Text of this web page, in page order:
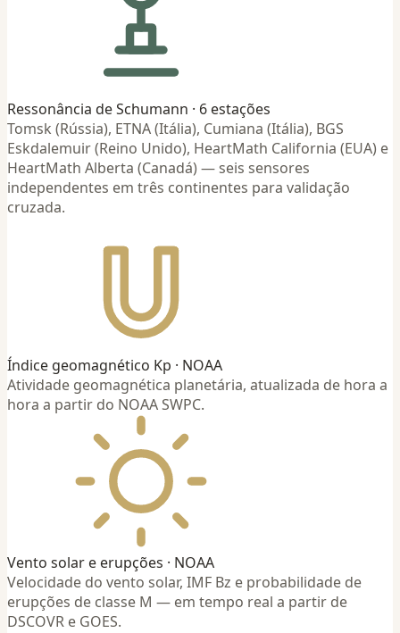
Ressonância de Schumann · 6 estações
Tomsk (Rússia), ETNA (Itália), Cumiana (Itália), BGS
Eskdalemuir (Reino Unido), HeartMath California (EUA) e
HeartMath Alberta (Canadá) — seis sensores
independentes em três continentes para validação
cruzada.
Índice geomagnético Kp · NOAA
Atividade geomagnética planetária, atualizada de hora a
hora a partir do NOAA SWPC.
Vento solar e erupções · NOAA
Velocidade do vento solar, IMF Bz e probabilidade de
erupções de classe M — em tempo real a partir de
DSCOVR e GOES.